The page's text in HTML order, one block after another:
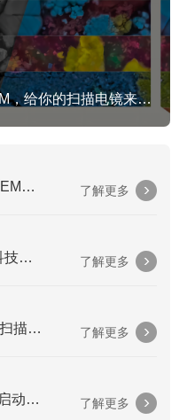
飞纳电镜彩色成像 ChemiSEM，给你的扫描电镜来点“颜色”看看
飞纳台式场发射扫描透射（SEM—STEM）电子显微镜应用案例分享 了解更多
上报设备清单请查收｜复纳科技积极响应大规模设备更新政策 了解更多
“以旧换新”政策，设备升级！扫描电镜、显微CT等6大类仪器设备，快速获取上报资料 了解更多
2024 复纳科技优秀论文大赛启动！现金大奖等你来拿 了解更多